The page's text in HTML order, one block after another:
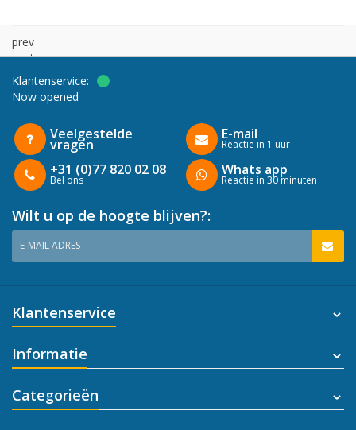
prev
next
Klantenservice:
Now opened
Veelgestelde
vragen
+31 (0)77 820 02 08
Bel ons
E-mail
Reactie in 1 uur
Whats app
Reactie in 30 minuten
Wilt u op de hoogte blijven?:
E-MAIL ADRES
Klantenservice
Informatie
Categorieën